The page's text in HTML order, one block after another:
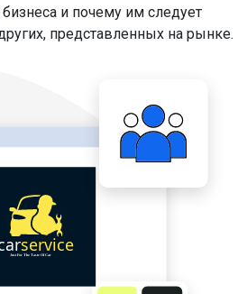
и почему им следует
представленных на рынке.